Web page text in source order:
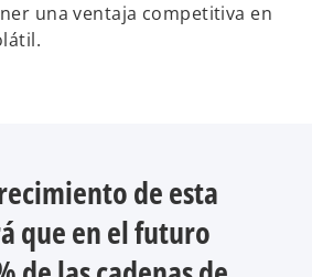
una ventaja competitiva en
de esta
que en el futuro